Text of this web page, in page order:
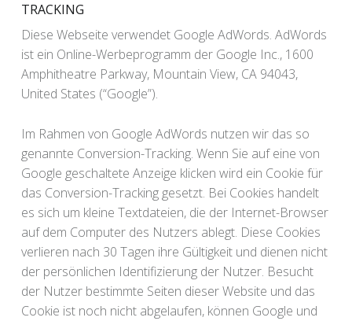
TRACKING
Diese Webseite verwendet Google AdWords. AdWords
ist ein Online-Werbeprogramm der Google Inc., 1600
Amphitheatre Parkway, Mountain View, CA 94043,
United States (“Google”).
Im Rahmen von Google AdWords nutzen wir das so
genannte Conversion-Tracking. Wenn Sie auf eine von
Google geschaltete Anzeige klicken wird ein Cookie für
das Conversion-Tracking gesetzt. Bei Cookies handelt
es sich um kleine Textdateien, die der Internet-Browser
auf dem Computer des Nutzers ablegt. Diese Cookies
verlieren nach 30 Tagen ihre Gültigkeit und dienen nicht
der persönlichen Identifizierung der Nutzer. Besucht
der Nutzer bestimmte Seiten dieser Website und das
Cookie ist noch nicht abgelaufen, können Google und